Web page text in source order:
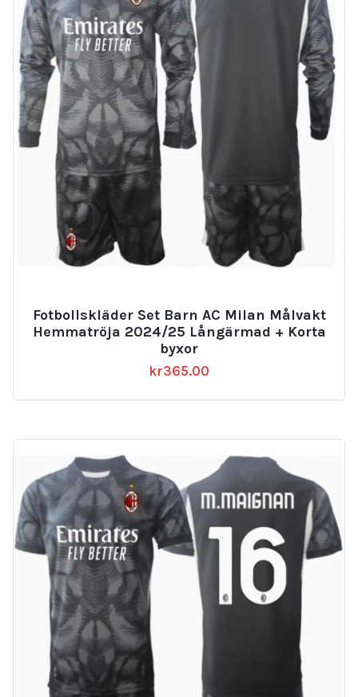
Fotbollskläder Set Barn AC Milan Målvakt
Hemmatröja 2024/25 Långärmad + Korta
byxor
kr365.00